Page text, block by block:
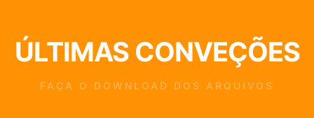
ÚLTIMAS CONVEÇÕES
FAÇA O DOWNLOAD DOS ARQUIVOS